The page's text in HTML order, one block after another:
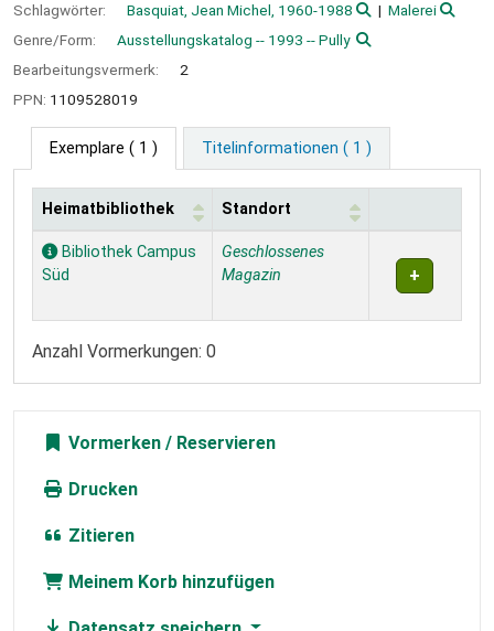
Schlagwörter:
Basquiat, Jean Michel, 1960-1988
Malerei
Genre/Form:
Ausstellungskatalog -- 1993 -- Pully
Bearbeitungsvermerk:
2
PPN: 1109528019
Exemplare ( 1 ) Titelinformationen ( 1 )
Exemplare
Heimatbibliothek Standort
Bibliothek Campus
Süd
Geschlossenes
Magazin
Anzahl Vormerkungen: 0
Vormerken
Drucken
Zitieren
Meinem Korb hinzufügen